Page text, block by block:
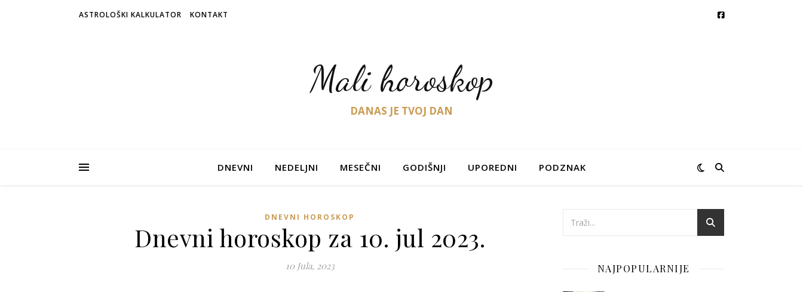
ASTROLOŠKI KALKULATOR KONTAKT
Mali horoskop
DANAS JE TVOJ DAN
DNEVNI NEDELJNI MESEČNI GODIŠNJI UPOREDNI PODZNAK
DNEVNI HOROSKOP
Dnevni horoskop za 10. jul 2023.
10 Jula, 2023 NAJPOPULARNIJE